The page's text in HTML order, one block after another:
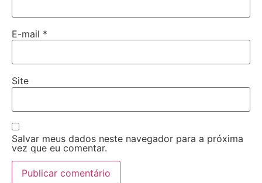
E-mail *
Site
Salvar meus dados neste navegador para a próxima
vez que eu comentar.